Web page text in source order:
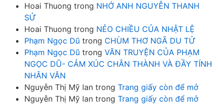
Hoai Thuong trong NHỚ ANH NGUYỄN THANH
SỬ
Hoai Thuong trong NẺO CHIỀU CỦA NHẬT LỆ
Phạm Ngọc Dũ trong CHÙM THƠ NGÃ DU TỬ
Phạm Ngọc Dũ trong VĂN TRUYỆN CỦA PHẠM
NGỌC DŨ- CẢM XÚC CHÂN THÀNH VÀ ĐẦY TÍNH
NHÂN VĂN
Nguyễn Thị Mỹ lan trong Trang giấy còn để mở
Nguyễn Thị Mỹ lan trong Trang giấy còn để mở